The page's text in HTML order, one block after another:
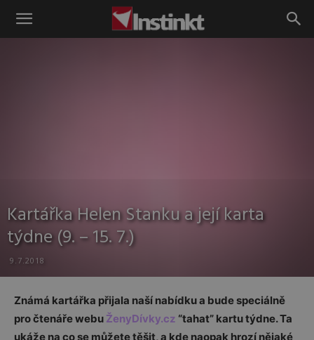
Instinkt
Kartářka Helen Stanku a její karta
týdne (9. – 15. 7.)
9.7.2018
Známá kartářka přijala naší nabídku a bude speciálně
pro čtenáře webu ŽenyDívky.cz “tahat” kartu týdne. Ta
ukáže na co se můžete těšit, a kde naopak hrozí nějaké